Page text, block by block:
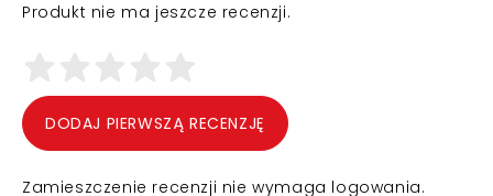
Produkt nie ma jeszcze recenzji.
DODAJ PIERWSZĄ RECENZJĘ
Zamieszczenie recenzji nie wymaga logowania.